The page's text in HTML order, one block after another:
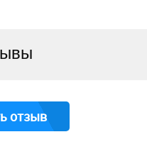
отзыв